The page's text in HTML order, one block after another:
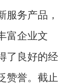
服务产品，
富企业文
了良好的经
赞誉。截止